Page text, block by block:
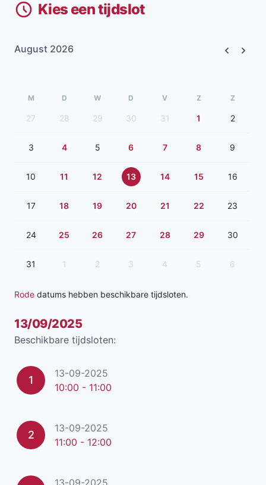
Kies een tijdslot
August 2026
M D W D V Z Z
27 28 29 30 31 1 2
3 4 5 6 7 8 9
10 11 12 13 14 15 16
17 18 19 20 21 22 23
24 25 26 27 28 29 30
31 1 2 3 4 5 6
Rode datums hebben beschikbare tijdsloten.
13/09/2025
Beschikbare tijdsloten:
1
13-09-2025
10:00 - 11:00
2
13-09-2025
11:00 - 12:00
13-09-2025